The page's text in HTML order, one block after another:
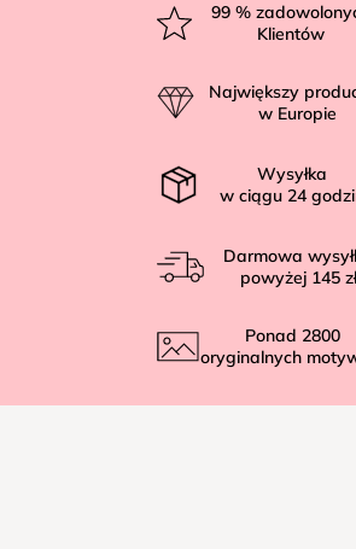
99 %
Klientów
Największy
w Europie
Wysyłka
w ciągu 24
Darmowa
powyżej 145 zł
Ponad 2800
oryginalnych